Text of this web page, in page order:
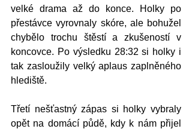
velké drama až do konce. Holky po
přestávce vyrovnaly skóre, ale bohužel
chybělo trochu štěstí a zkušeností v
koncovce. Po výsledku 28:32 si holky i
tak zasloužily velký aplaus zaplněného
hlediště.
Třetí nešťastný zápas si holky vybraly
opět na domácí půdě, kdy k nám přijel